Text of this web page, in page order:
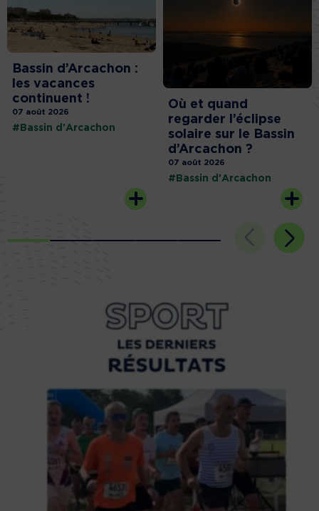
Bassin d’Arcachon :
les vacances
continuent !
07 août 2026
#Bassin d'Arcachon
Où et quand
regarder l’éclipse
solaire sur le Bassin
d’Arcachon ?
07 août 2026
#Bassin d'Arcachon